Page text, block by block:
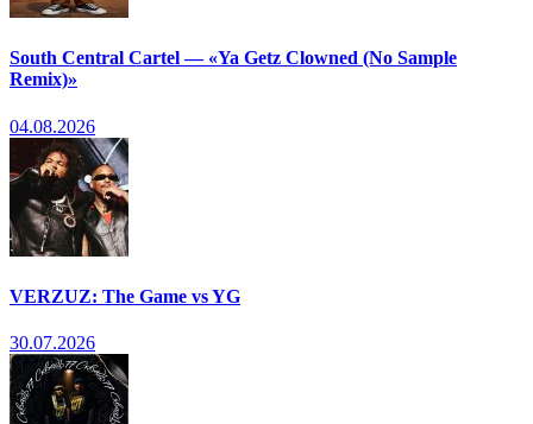
South Central Cartel — «Ya Getz Clowned (No Sample
Remix)»
04.08.2026
VERZUZ: The Game vs YG
30.07.2026